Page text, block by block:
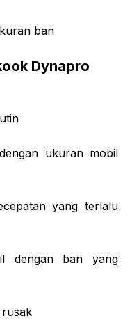
ban
Dynapro
ukuran mobil
yang terlalu
dengan ban yang
rusak